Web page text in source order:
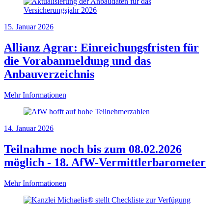
15. Januar 2026
Allianz Agrar: Einreichungsfristen für
die Vorabanmeldung und das
Anbauverzeichnis
Mehr Informationen
14. Januar 2026
Teilnahme noch bis zum 08.02.2026
möglich - 18. AfW-Vermittlerbarometer
Mehr Informationen